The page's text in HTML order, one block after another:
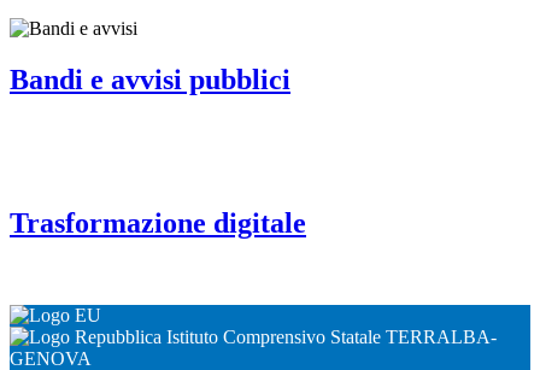
Bandi e avvisi pubblici
Trasformazione digitale
Istituto Comprensivo Statale TERRALBA-
GENOVA